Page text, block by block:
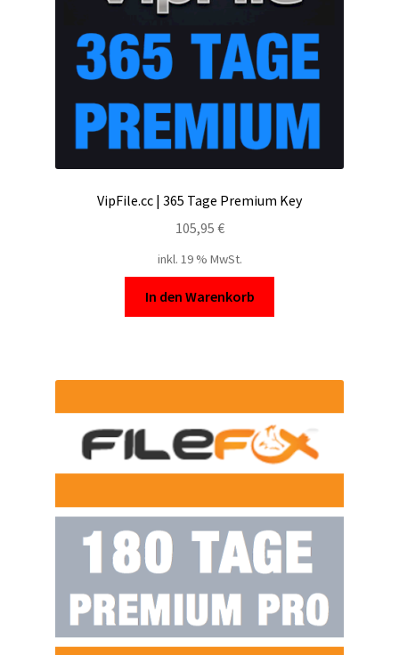
VipFile.cc | 365 Tage Premium Key
105,95 €
inkl. 19 % MwSt.
In den Warenkorb